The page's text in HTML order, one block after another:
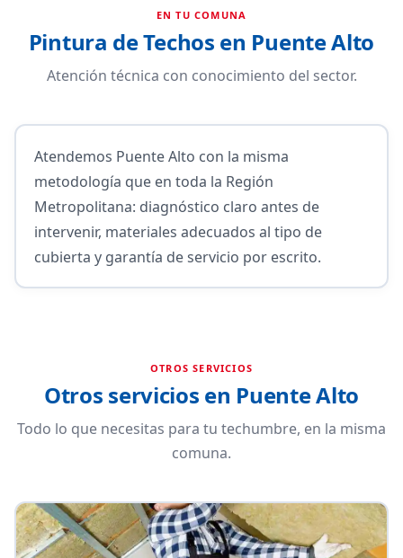
EN TU COMUNA
Pintura de Techos en Puente Alto
Atención técnica con conocimiento del sector.
Atendemos Puente Alto con la misma
metodología que en toda la Región
Metropolitana: diagnóstico claro antes de
intervenir, materiales adecuados al tipo de
cubierta y garantía de servicio por escrito.
OTROS SERVICIOS
Otros servicios en Puente Alto
Todo lo que necesitas para tu techumbre, en la misma
comuna.